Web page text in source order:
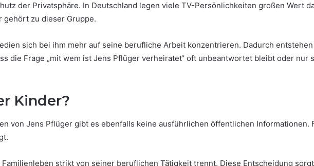
der Privatsphäre. In Deutschland legen viele TV-Persönlichkeiten großen Wert
gehört zu dieser Gruppe.
sich bei ihm mehr auf seine berufliche Arbeit konzentrieren. Dadurch
die Frage „mit wem ist Jens Pflüger verheiratet“ oft unbeantwortet bleibt oder
Kinder?
von Jens Pflüger gibt es ebenfalls keine ausführlichen öffentlichen
strikt von seiner beruflichen Tätigkeit trennt. Diese Entscheidung